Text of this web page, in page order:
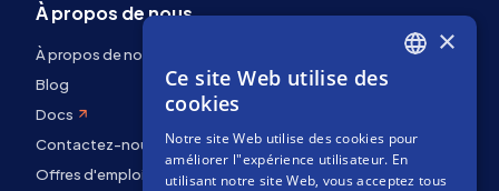
À propos de nous
À propos de nous
Blog
Docs
Contactez-nous
Offres d'emploi
FRENCH
×
Ce site Web utilise des
cookies
Notre site Web utilise des cookies pour
améliorer l"expérience utilisateur. En
utilisant notre site Web, vous acceptez tous